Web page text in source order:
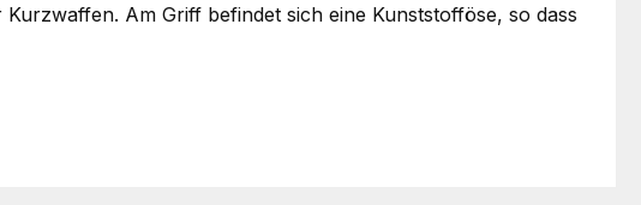
Am Griff befindet sich eine Kunststofföse, so dass